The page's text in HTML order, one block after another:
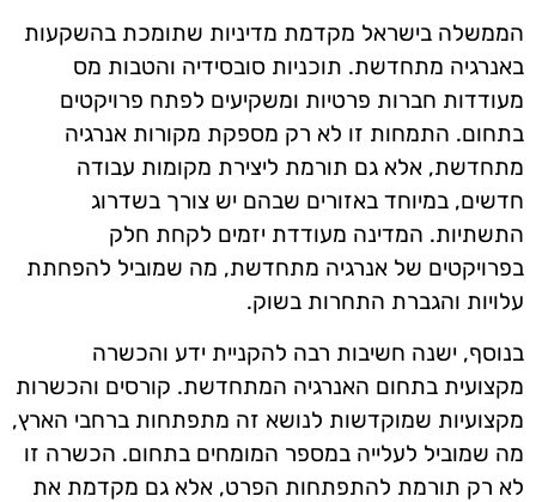
הממשלה בישראל מקדמת מדיניות שתומכת בהשקעות
באנרגיה מתחדשת. תוכניות סובסידיה והטבות מס
מעודדות חברות פרטיות ומשקיעים לפתח פרויקטים
בתחום. התמחות זו לא רק מספקת מקורות אנרגיה
מתחדשת, אלא גם תורמת ליצירת מקומות עבודה
חדשים, במיוחד באזורים שבהם יש צורך בשדרוג
התשתיות. המדינה מעודדת יזמים לקחת חלק
בפרויקטים של אנרגיה מתחדשת, מה שמוביל להפחתת
עלויות והגברת התחרות בשוק.
בנוסף, ישנה חשיבות רבה להקניית ידע והכשרה
מקצועית בתחום האנרגיה המתחדשת. קורסים והכשרות
מקצועיות שמוקדשות לנושא זה מתפתחות ברחבי הארץ,
מה שמוביל לעלייה במספר המומחים בתחום. הכשרה זו
לא רק תורמת להתפתחות הפרט, אלא גם מקדמת את